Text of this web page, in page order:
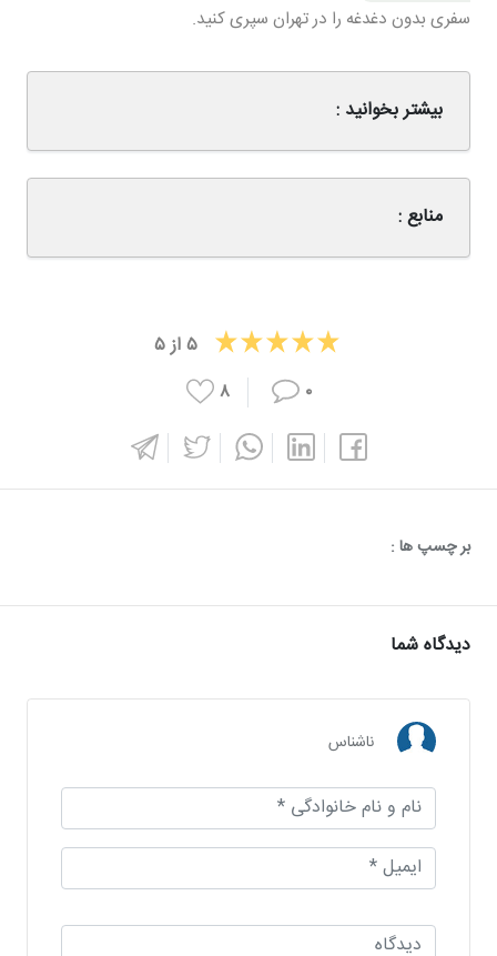
سفری بدون دغدغه را در تهران سپری کنید.
بیشتر بخوانید :
منابع :
۵از۵
۰
۸
بر چسپ ها :
دیدگاه شما
ناشناس